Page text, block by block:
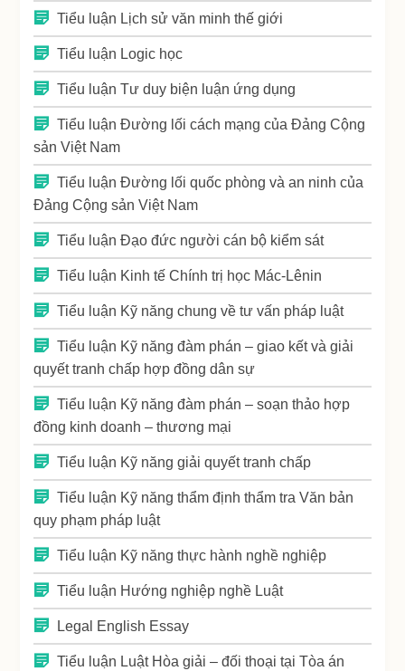
Tiểu luận Lịch sử văn minh thế giới
Tiểu luận Logic học
Tiểu luận Tư duy biện luận ứng dụng
Tiểu luận Đường lối cách mạng của Đảng Cộng
sản Việt Nam
Tiểu luận Đường lối quốc phòng và an ninh của
Đảng Cộng sản Việt Nam
Tiểu luận Đạo đức người cán bộ kiểm sát
Tiểu luận Kinh tế Chính trị học Mác-Lênin
Tiểu luận Kỹ năng chung về tư vấn pháp luật
Tiểu luận Kỹ năng đàm phán – giao kết và giải
quyết tranh chấp hợp đồng dân sự
Tiểu luận Kỹ năng đàm phán – soạn thảo hợp
đồng kinh doanh – thương mại
Tiểu luận Kỹ năng giải quyết tranh chấp
Tiểu luận Kỹ năng thẩm định thẩm tra Văn bản
quy phạm pháp luật
Tiểu luận Kỹ năng thực hành nghề nghiệp
Tiểu luận Hướng nghiệp nghề Luật
Legal English Essay
Tiểu luận Luật Hòa giải – đối thoại tại Tòa án